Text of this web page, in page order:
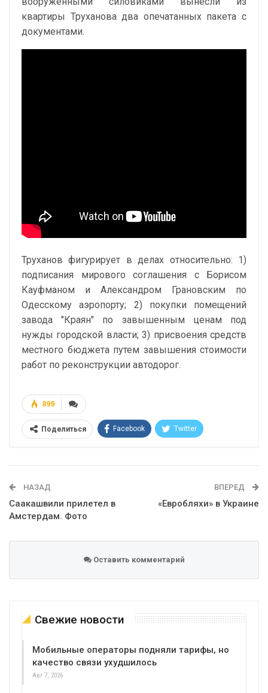
квартиры Труханова два опечатанных пакета с
документами.
Труханов фигурирует в делах относительно: 1)
подписания мирового соглашения с Борисом
Кауфманом и Александром Грановским по
Одесскому аэропорту; 2) покупки помещений
завода "Краян" по завышенным ценам под
нужды городской власти; 3) присвоения средств
местного бюджета путем завышения стоимости
работ по реконструкции автодорог.
899
Поделиться Facebook Twitter
НАЗАД
Саакашвили прилетел в
Амстердам. Фото
ВПЕРЕД
«Евробляхи» в Украине
Оставить комментарий
Свежие новости
Мобильные операторы подняли тарифы, но
качество связи ухудшилось
Авг 7, 2026